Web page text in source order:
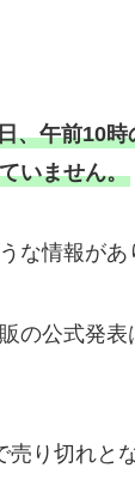
、午前10時
いません。
な情報があ
の公式発表
売り切れと